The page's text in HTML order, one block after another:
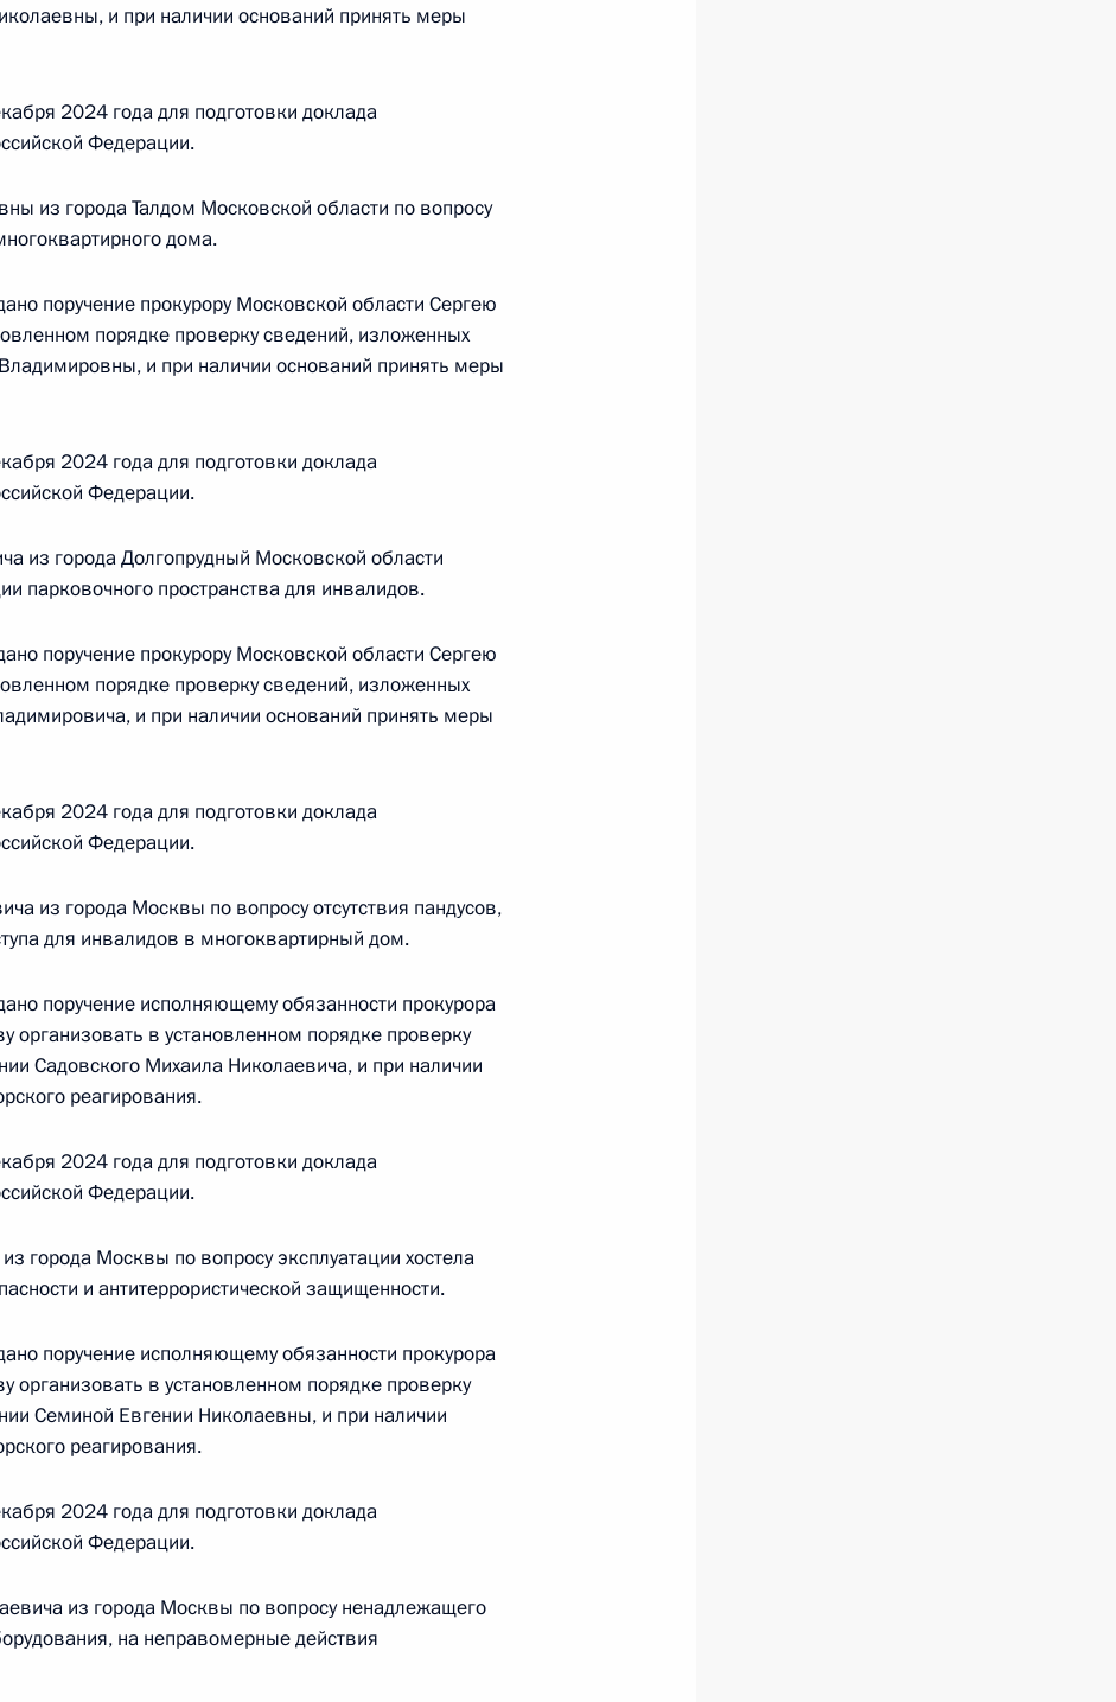
результатам личного приёма, проведённого
наказаний по городу Москве Сергеем Морозом
Федерации по приёму граждан в Москве
Президента Российской Федерации начальник
исполнения наказаний по городу Москве Сергей
результатам личного приёма, проведённого
Федерации заместителем Генерального
Юрием Пономаревым в Приёмной Президента
граждан в Москве 15 марта 2022 года
Президента Российской Федерации заместитель
Федерации Юрий Пономарев провёл
Федерации по приёму граждан в Москве
результатам личного приёма, проведённого
Федерации начальником Управления
Приёмной Президента Российской Федерации
октября 2021 года
прокуратуры Российской Федерации
Наталья Ростовцева провела в Приёмной
по приёму граждан в Москве личный приём
и при наличии оснований принять меры
2024 года для подготовки доклада
Федерации.
из города Талдом Московской области по вопросу
дома.
поручение прокурору Московской области Сергею
порядке проверку сведений, изложенных
и при наличии оснований принять меры
2024 года для подготовки доклада
Федерации.
из города Долгопрудный Московской области
парковочного пространства для инвалидов.
поручение прокурору Московской области Сергею
порядке проверку сведений, изложенных
и при наличии оснований принять меры
2024 года для подготовки доклада
Федерации.
из города Москвы по вопросу отсутствия пандусов,
для инвалидов в многоквартирный дом.
поручение исполняющему обязанности прокурора
в установленном порядке проверку
Садовского Михаила Николаевича, и при наличии
реагирования.
2024 года для подготовки доклада
Федерации.
города Москвы по вопросу эксплуатации хостела
и антитеррористической защищенности.
поручение исполняющему обязанности прокурора
в установленном порядке проверку
Семиной Евгении Николаевны, и при наличии
реагирования.
2024 года для подготовки доклада
Федерации.
из города Москвы по вопросу ненадлежащего
на неправомерные действия